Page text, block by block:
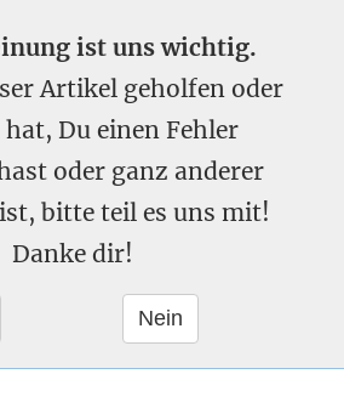
ist uns wichtig.
Artikel geholfen oder
Du einen Fehler
oder ganz anderer
bitte teil es uns mit!
Danke dir!